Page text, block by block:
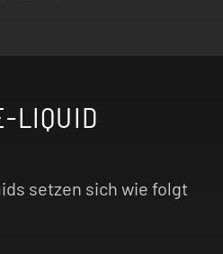
LIQUID
setzen sich wie folgt